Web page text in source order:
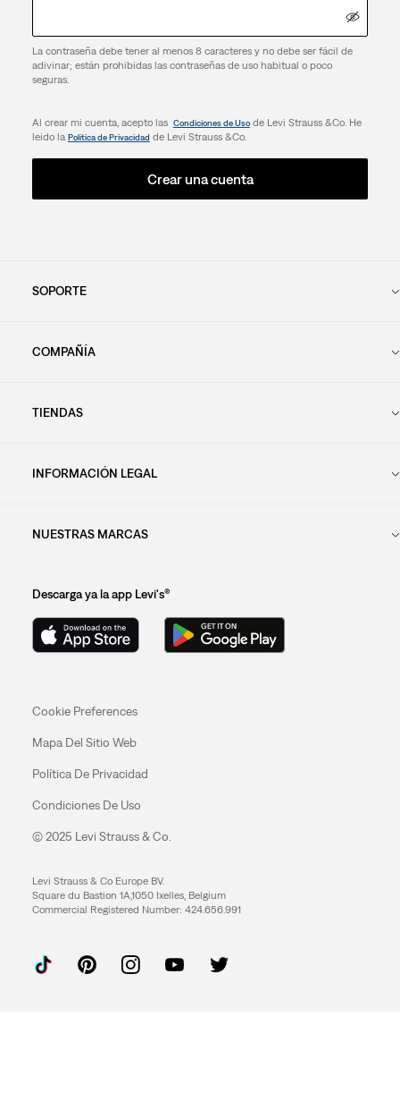
La contraseña debe tener al menos 8 caracteres y no debe ser fácil de
adivinar; están prohibidas las contraseñas de uso habitual o poco
seguras.
Al crear mi cuenta, acepto las Condiciones de Usode Levi Strauss &Co. He
leido la Política de Privacidad de Levi Strauss &Co.
Crear una cuenta
SOPORTE
COMPAÑÍA
TIENDAS
INFORMACIÓN LEGAL
NUESTRAS MARCAS
Descarga ya la app Levi's®
Cookie Preferences
Mapa Del Sitio Web
Política De Privacidad
Condiciones De Uso
© 2025 Levi Strauss & Co.
Levi Strauss & Co Europe BV.
Square du Bastion 1A,1050 Ixelles, Belgium
Commercial Registered Number: 424.656.991